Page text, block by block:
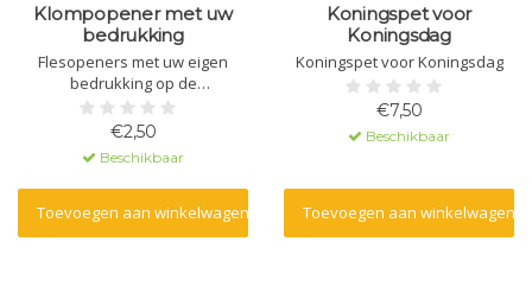
Klompopener met uw
bedrukking
Flesopeners met uw eigen
bedrukking op de
klomp.Minimale afname is 15
openers.
€2,50
Beschikbaar
Toevoegen aan winkelwagen
Koningspet voor
Koningsdag
Koningspet voor Koningsdag
€7,50
Beschikbaar
Toevoegen aan winkelwagen